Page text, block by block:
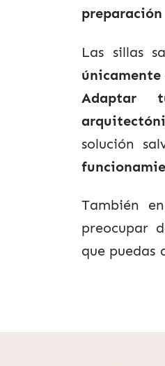
Las sillas
únicamente
Adaptar
solución
También
preocupar
que puedas